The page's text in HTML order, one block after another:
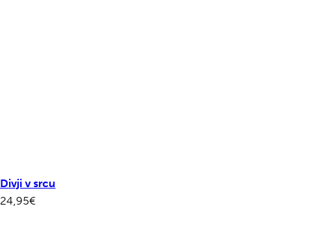
Divji v srcu
24,95€